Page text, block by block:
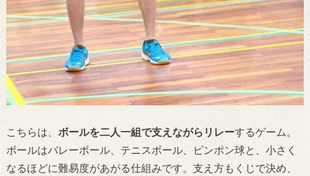
こちらは、 ボールを二人一組で支えながらリレーするゲーム。
ボールはバレーボール、テニスボール、ピンポン球と、小さく
なるほどに難易度があがる仕組みです。支え方もくじで決め、